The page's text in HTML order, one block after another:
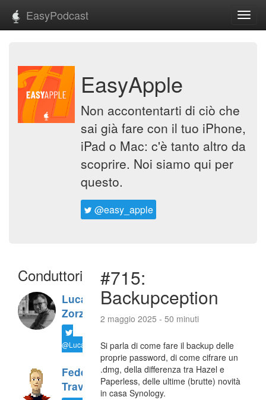
EasyPodcast
EasyApple
Non accontentarti di ciò che
sai già fare con il tuo iPhone,
iPad o Mac: c'è tanto altro da
scoprire. Noi siamo qui per
questo.
@easy_apple
Conduttori
Luca
Zorzi
@LucaTNT
Federico
Travaini
#715:
Backupception
2 maggio 2025 - 50 minuti
Si parla di come fare il backup delle
proprie password, di come cifrare un
.dmg, della differenza tra Hazel e
Paperless, delle ultime (brutte) novità
in casa Synology.